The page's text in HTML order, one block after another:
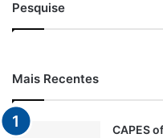
Pesquise
Mais Recentes
CAPES